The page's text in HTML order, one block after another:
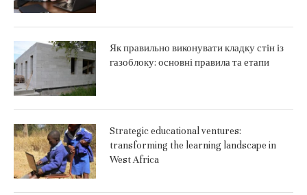
Як правильно виконувати кладку стін із
газоблоку: основні правила та етапи
Strategic educational ventures:
transforming the learning landscape in
West Africa